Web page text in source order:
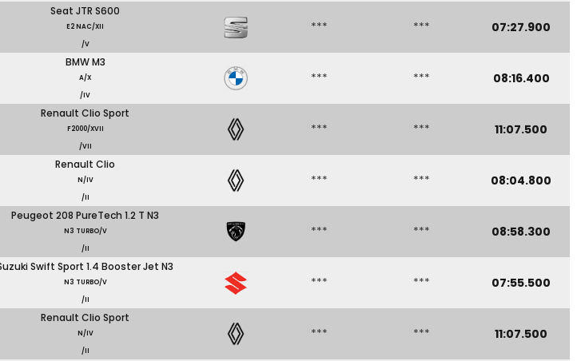
Seat JTR S600
E2 NAC/XII
/V
*** *** 07:27.900
BMW M3
A/X
/IV
*** *** 08:16.400
Renault Clio Sport
F2000/XVII
/VII
*** *** 11:07.500
Renault Clio
N/IV
/II
*** *** 08:04.800
Peugeot 208 PureTech 1.2 T N3
N3 TURBO/V
/II
*** *** 08:58.300
Swift Sport 1.4 Booster Jet N3
N3 TURBO/V
/II
*** *** 07:55.500
Renault Clio Sport
N/IV
/II
*** *** 11:07.500